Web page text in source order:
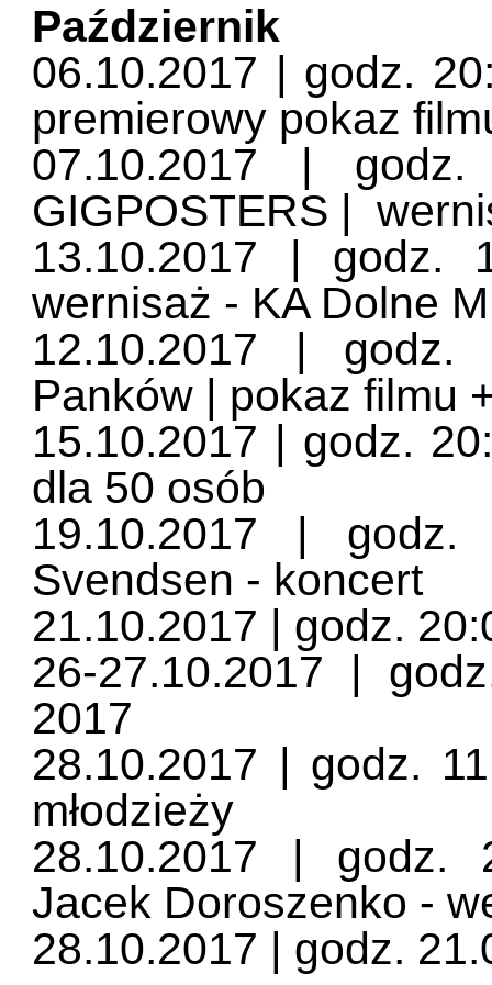
Październik
06.10.2017 | godz.
premierowy pokaz
07.10.2017 |
GIGPOSTERS |
13.10.2017 | godz.
wernisaż - KA Dolne
12.10.2017 |
Panków | pokaz filmu
15.10.2017 | godz.
dla 50 osób
19.10.2017 |
Svendsen - koncert
21.10.2017 | godz.
26-27.10.2017 |
2017
28.10.2017 | godz.
młodzieży
28.10.2017 | godz.
Jacek Doroszenko -
28.10.2017 | godz.